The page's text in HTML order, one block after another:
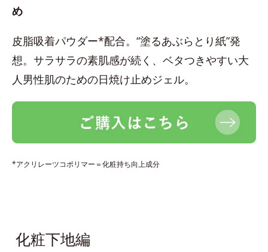
め
皮脂吸着パウダー*配合。“塗るあぶらとり紙”発
想。サラサラの素肌感が続く、ベタつきやすい大
人男性肌のための日焼け止めジェル。
*アクリレーツコポリマー＝化粧持ち向上成分
化粧下地編